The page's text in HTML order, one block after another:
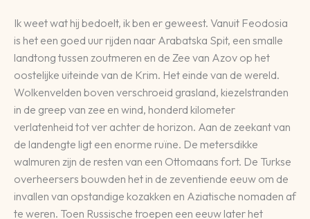
Ik weet wat hij bedoelt, ik ben er geweest. Vanuit Feodosia
is het een goed uur rijden naar Arabatska Spit, een smalle
landtong tussen zoutmeren en de Zee van Azov op het
oostelijke uiteinde van de Krim. Het einde van de wereld.
Wolkenvelden boven verschroeid grasland, kiezelstranden
in de greep van zee en wind, honderd kilometer
verlatenheid tot ver achter de horizon. Aan de zeekant van
de landengte ligt een enorme ruïne. De metersdikke
walmuren zijn de resten van een Ottomaans fort. De Turkse
overheersers bouwden het in de zeventiende eeuw om de
invallen van opstandige kozakken en Aziatische nomaden af
te weren. Toen Russische troepen een eeuw later het